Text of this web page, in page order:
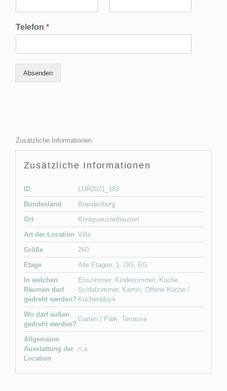
Telefon *
Absenden
Zusätzliche Informationen
Zusätzliche Informationen
ID
LUR2021_182
Bundesland
Brandenburg
Ort
Königswusterhausen
Art der Location Villa
Größe
260
Etage
Alle Etagen, 1. OG
EG
In welchen
Räumen darf
gedreht werden?
Esszimmer, Kinderzimmer, Küche,
Schlafzimmer, Kamin, Offene Küche /
Küchenblock
Wo darf außen
gedreht werden?
Garten / Park Terrasse
Allgemeine
Ausstattung der
Location
n.a.